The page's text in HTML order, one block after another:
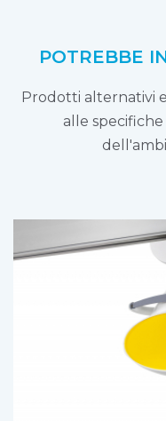
POTREBBE
Prodotti alternativi
alle